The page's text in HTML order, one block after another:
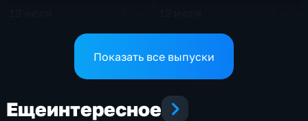
Показать все выпуски
Ещеинтересное